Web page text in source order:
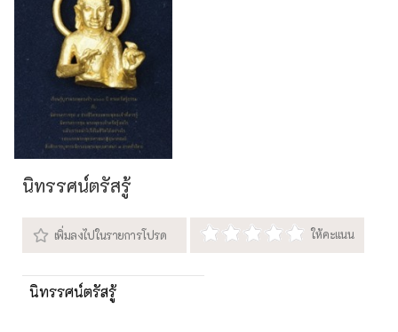
นิทรรศน์ตรัสรู้
นิทรรศน์ตรัสรู้